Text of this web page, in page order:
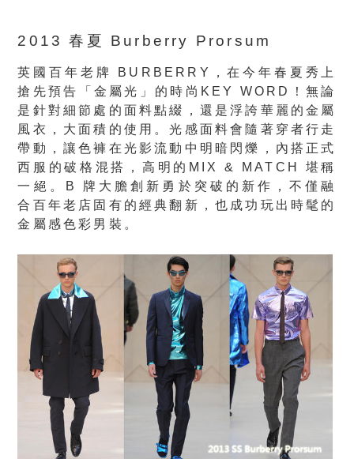
2013 春夏 Burberry Prorsum
英國百年老牌 BURBERRY，在今年春夏秀上
搶先預告「金屬光」的時尚KEY WORD！無論
是針對細節處的面料點綴，還是浮誇華麗的金屬
風衣，大面積的使用。光感面料會隨著穿者行走
帶動，讓色褲在光影流動中明暗閃爍，內搭正式
西服的破格混搭，高明的MIX & MATCH 堪稱
一絕。B 牌大膽創新勇於突破的新作，不僅融
合百年老店固有的經典翻新，也成功玩出時髦的
金屬感色彩男裝。